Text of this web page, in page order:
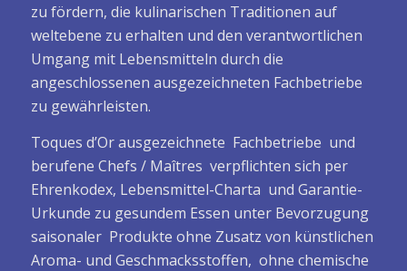
zu fördern, die kulinarischen Traditionen auf
weltebene zu erhalten und den verantwortlichen
Umgang mit Lebensmitteln durch die
angeschlossenen ausgezeichneten Fachbetriebe
zu gewährleisten.
Toques d’Or ausgezeichnete Fachbetriebe und
berufene Chefs / Maîtres verpflichten sich per
Ehrenkodex, Lebensmittel-Charta und Garantie-
Urkunde zu gesundem Essen unter Bevorzugung
saisonaler Produkte ohne Zusatz von künstlichen
Aroma- und Geschmacksstoffen, ohne chemische